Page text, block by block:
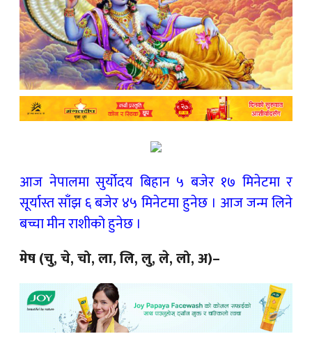
आज नेपालमा सुर्योदय बिहान ५ बजेर १७ मिनेटमा र
सूर्यास्त साँझ ६ बजेर ४५ मिनेटमा हुनेछ । आज जन्म लिने
बच्चा मीन राशीको हुनेछ ।
मेष (चु, चे, चो, ला, लि, लु, ले, लो, अ)–